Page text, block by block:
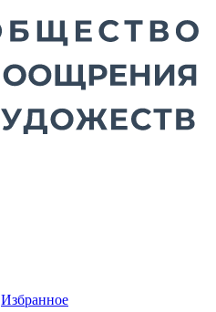
Избранное